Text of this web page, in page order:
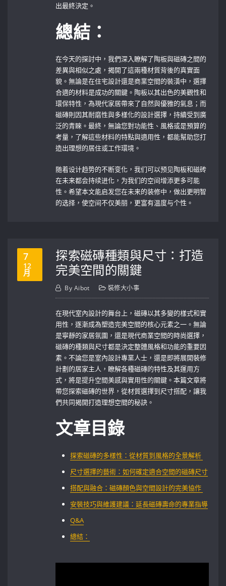
出最終決定。
總結：
在今天的探討中，我們深入瞭解了陶板與磁磚之間的
差異與相似之處，揭開了這兩種材質背後的真實面
貌。無論是在住宅設計還是商業空間的裝潢中，選擇
合適的材料是成功的關鍵。陶板以其出色的美觀性和
環保特性，為現代家居帶來了自然與優雅的氣息；而
磁磚則因其耐磨性與多樣化的設計選擇，持續受到廣
泛的青睞。最終，無論您對功能性、風格或是預算的
考量，了解這些材料的特點與適用性，都能幫助您打
造出理想的居住或工作環境。
随着设计趋势的不断变化，我们可以预见陶板和磁砖
在未来都会持续进化，为我们的空间增添更多可能
性。希望本文能启发您在未来的装修中，做出更明智
的选择，使空间不仅美丽，更富有温度与个性。
7
12
月
探索磁磚種類與尺寸：打造
完美空間的關鍵
By Aibot 裝修大小事
在現代室內設計的舞台上，磁磚以其多變的樣式和實
用性，逐漸成為塑造完美空間的核心元素之一。無論
是寧靜的家居氛圍，還是現代商業空間的時尚選擇，
磁磚的種類與尺寸都是決定整體風格和功能的重要因
素。不論您是室內設計專業人士，還是即將展開裝修
計劃的居家主人，瞭解各種磁磚的特性及其運用方
式，將是提升空間美感與實用性的關鍵。本篇文章將
帶您探索磁磚的世界，從材質選擇到尺寸搭配，讓我
們共同揭開打造理想空間的秘訣。
文章目錄
探索磁磚的多樣性：從材質到風格的全景解析 ⁤
尺寸選擇的藝術：如何確定適合空間的磁磚尺寸
搭配與融合：磁磚顏色與空間設計的完美協作 ⁤
安裝技巧與維護建議：延長磁磚壽命的專業指導
Q&A
總結：